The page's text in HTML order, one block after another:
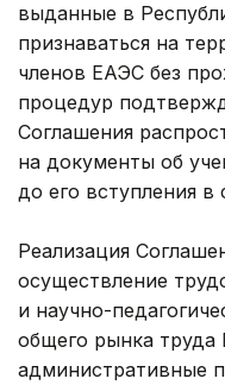
выданные в
признаваться на
членов ЕАЭС без
процедур
Соглашения
на документы об
до его вступления в
Реализация
осуществление
и научно-
общего рынка труда
административные